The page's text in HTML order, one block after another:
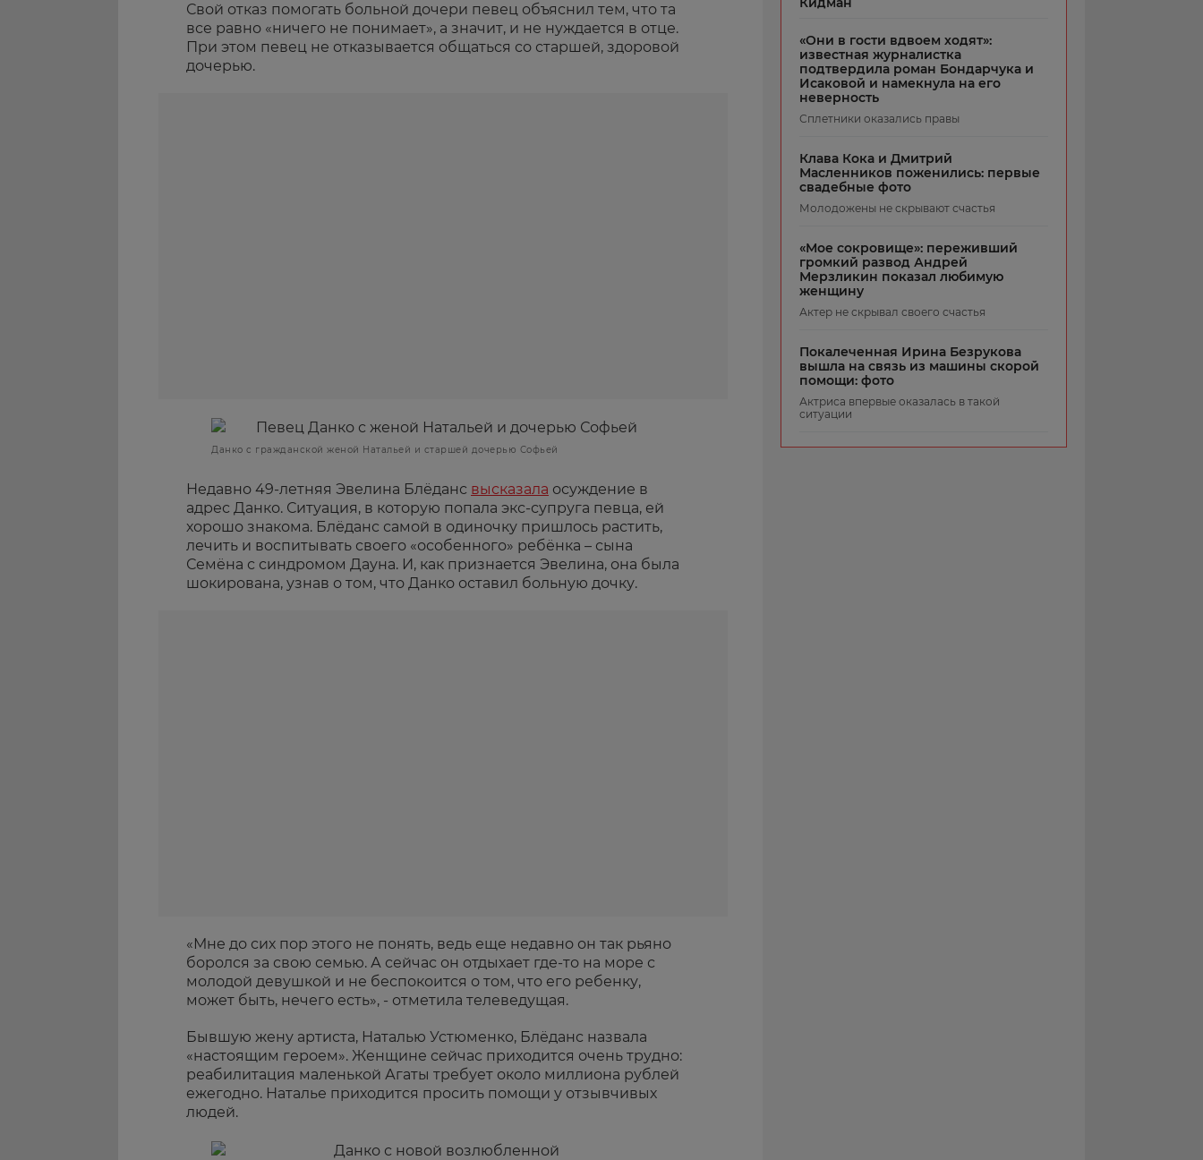
Свой отказ помогать больной дочери певец объяснил тем, что та
все равно «ничего не понимает», а значит, и не нуждается в отце.
При этом певец не отказывается общаться со старшей, здоровой
дочерью.
Данко с гражданской женой Натальей и старшей дочерью Софьей
Недавно 49-летняя Эвелина Блёданс высказала осуждение в
адрес Данко. Ситуация, в которую попала экс-супруга певца, ей
хорошо знакома. Блёданс самой в одиночку пришлось растить,
лечить и воспитывать своего «особенного» ребёнка – сына
Семёна с синдромом Дауна. И, как признается Эвелина, она была
шокирована, узнав о том, что Данко оставил больную дочку.
«Мне до сих пор этого не понять, ведь еще недавно он так рьяно
боролся за свою семью. А сейчас он отдыхает где-то на море с
молодой девушкой и не беспокоится о том, что его ребенку,
может быть, нечего есть», - отметила телеведущая.
Бывшую жену артиста, Наталью Устюменко, Блёданс назвала
«настоящим героем». Женщине сейчас приходится очень трудно:
реабилитация маленькой Агаты требует около миллиона рублей
ежегодно. Наталье приходится просить помощи у отзывчивых
людей.
«Они в гости вдвоем ходят»:
известная журналистка
подтвердила роман Бондарчука и
Исаковой и намекнула на его
неверность
Сплетники оказались правы
Клава Кока и Дмитрий
Масленников поженились: первые
свадебные фото
Молодожены не скрывают счастья
«Мое сокровище»: переживший
громкий развод Андрей
Мерзликин показал любимую
женщину
Актер не скрывал своего счастья
Покалеченная Ирина Безрукова
вышла на связь из машины скорой
помощи: фото
Актриса впервые оказалась в такой
ситуации